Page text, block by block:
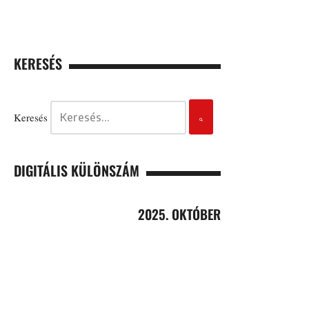
KERESÉS
Keresés
DIGITÁLIS KÜLÖNSZÁM
2025. OKTÓBER